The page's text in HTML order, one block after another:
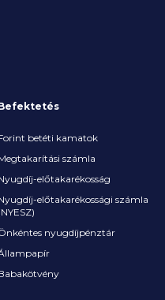
betéti kamatok
számla
előtakarékosság
előtakarékossági számla
nyugdíjpénztár